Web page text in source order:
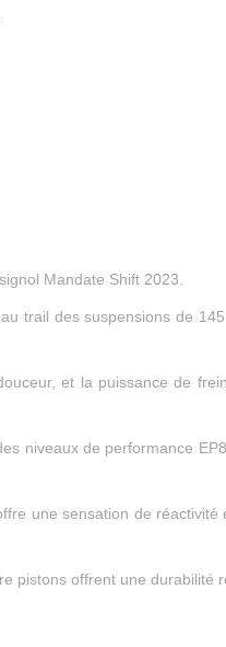
Mandate Shift 2023.
trail des suspensions de
et la puissance de
niveaux de performance
une sensation de
pistons offrent une durabilité